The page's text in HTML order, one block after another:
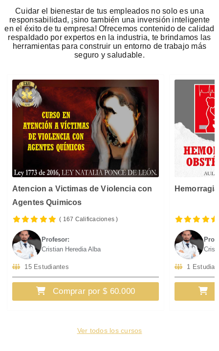
Cuidar el bienestar de tus empleados no solo es una
responsabilidad, ¡sino también una inversión inteligente
en el éxito de tu empresa! Ofrecemos contenido de calidad
respaldado por expertos en la industria, te brindamos las
herramientas para construir un entorno de trabajo más
seguro y saludable.
Atencion a Victimas de Violencia con
Agentes Quimicos
( 167 Calificaciones )
Profesor:
Cristian Heredia Alba
15 Estudiantes
Comprar por $ 60.000
1
Ver todos los cursos